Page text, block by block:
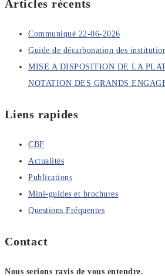
Articles récents
Communiqué 22-06-2026
Guide de décarbonation des
MISE A DISPOSITION DE LA
NOTATION DES GRANDS
Liens rapides
CBF
Actualités
Publications
Mini-guides et brochures
Questions Fréquentes
Contact
Nous serions ravis de vous entendre.